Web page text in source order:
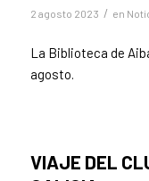
2 agosto 2023 / en
La Biblioteca de
agosto.
VIAJE DEL